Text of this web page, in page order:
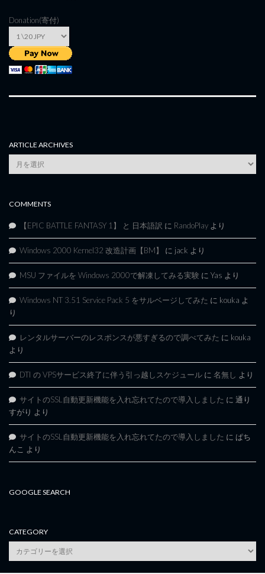
Donation(寄付)
ARTICLE ARCHIVES
Article
Archives
COMMENTS
【EPIC BATTLE FANTASY 1】 と 日本語訳 に RandoPlay より
Windows 2000 Kernel32 改造計画【BM】 に jack より
MSU ファイルを Windows 2000で解凍してみる実験 に Yas より
Windows NT 3.51 Service Pack 5 をサルベージしてみた に kouka よ
り
レンタルサーバーのレスポンスが悪すぎるので調べてみた に kouka
より
DTI の VPSサービス終了に伴う引っ越しスケジュール に 名無し より
サイトのSSL自動更新機能を入れ忘れてたので導入しました に 通り
すがり より
サイトのSSL自動更新機能を入れ忘れてたので導入しました に ぱち
んこ より
GOOGLE SEARCH
CATEGORY
category